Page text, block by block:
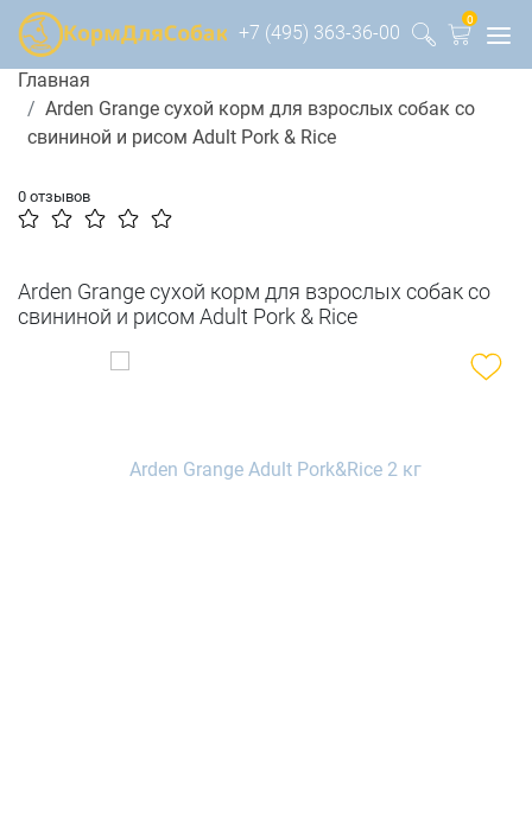
+7 (495) 363-36-00
0
Главная
Arden Grange сухой корм для взрослых собак со
свининой и рисом Adult Pork & Rice
0 отзывов
Arden Grange сухой корм для взрослых собак со
свининой и рисом Adult Pork & Rice